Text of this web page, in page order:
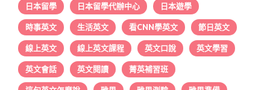
日本留學 日本留學代辦中心 日本遊學
時事英文 生活英文 看CNN學英文 節日英文
線上英文 線上英文課程 英文口說 英文學習
英文會話 英文閱讀 菁英補習班